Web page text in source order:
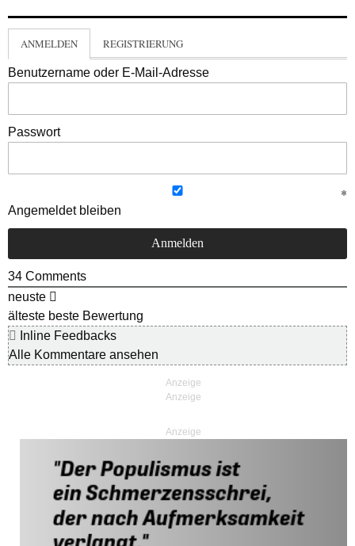
ANMELDEN REGISTRIERUNG
Benutzername oder E-Mail-Adresse
Passwort
Angemeldet bleiben
34 Comments
neuste
älteste beste Bewertung
Inline Feedbacks
Alle Kommentare ansehen
Anzeige